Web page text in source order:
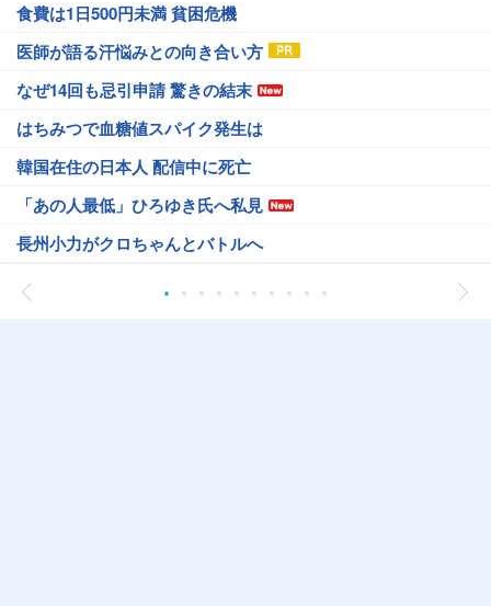
食費は1日500円未満 貧困危機
医師が語る汗悩みとの向き合い方
なぜ14回も忌引申請 驚きの結末
はちみつで血糖値スパイク発生は
韓国在住の日本人 配信中に死亡
「あの人最低」ひろゆき氏へ私見
長州小力がクロちゃんとバトルへ